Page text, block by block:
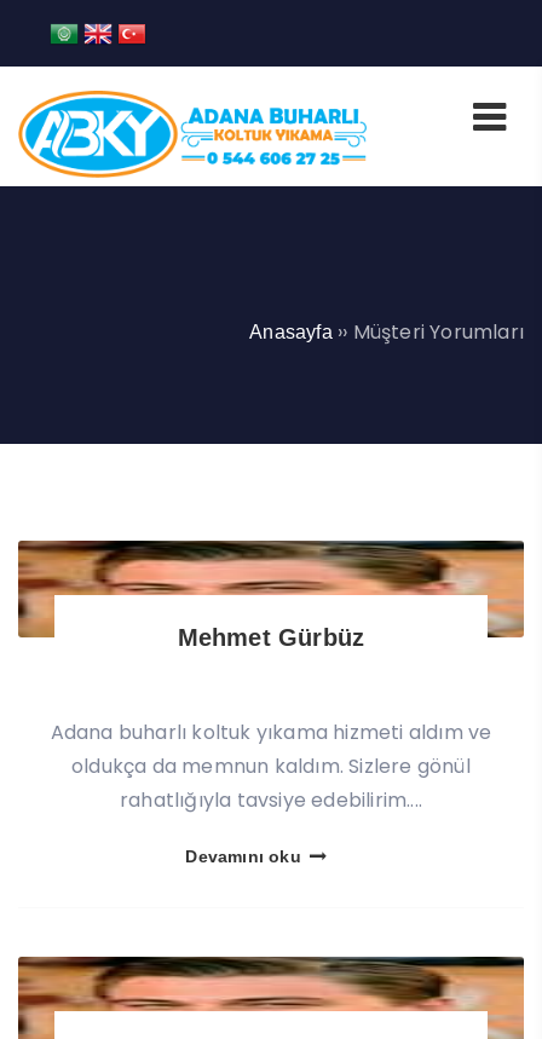
Anasayfa ›› Müşteri Yorumları
Mehmet Gürbüz
Adana buharlı koltuk yıkama hizmeti aldım ve
oldukça da memnun kaldım. Sizlere gönül
rahatlığıyla tavsiye edebilirim....
Devamını oku